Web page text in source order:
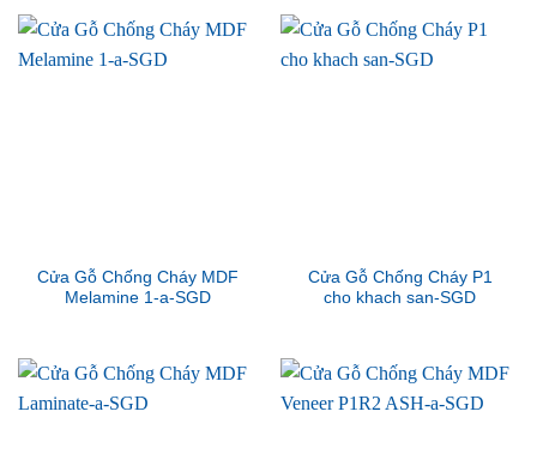
Cửa Gỗ Chống Cháy MDF
Melamine 1-a-SGD
Cửa Gỗ Chống Cháy P1
cho khach san-SGD